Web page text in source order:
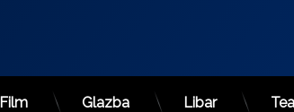
Film Glazba Libar